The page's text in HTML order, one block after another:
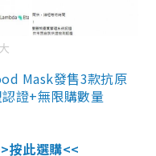
Mask發售3款抗原
證+無限購數量
按此選購<<